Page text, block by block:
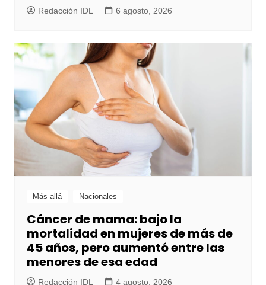
Redacción IDL 6 agosto, 2026
Más allá Nacionales
Cáncer de mama: bajo la
mortalidad en mujeres de más de
45 años, pero aumentó entre las
menores de esa edad
Redacción IDL 4 agosto, 2026